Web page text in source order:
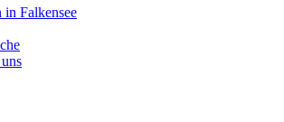
in Falkensee